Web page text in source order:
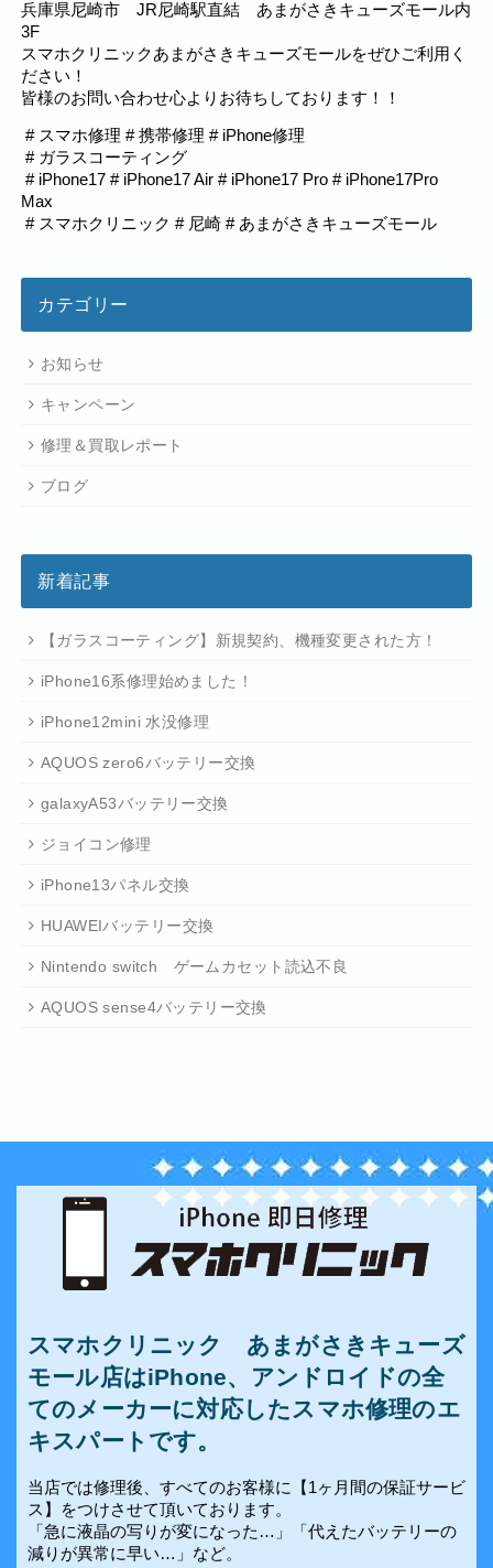
兵庫県尼崎市 JR尼崎駅直結 あまがさきキューズモール内
3F
スマホクリニックあまがさきキューズモールをぜひご利用く
ださい！
皆様のお問い合わせ心よりお待ちしております！！
# スマホ修理 # 携帯修理 # iPhone修理
# ガラスコーティング
# iPhone17 # iPhone17 Air # iPhone17 Pro # iPhone17Pro
Max
# スマホクリニック # 尼崎 # あまがさきキューズモール
カテゴリー
お知らせ
キャンペーン
修理＆買取レポート
ブログ
新着記事
【ガラスコーティング】新規契約、機種変更された方！
iPhone16系修理始めました！
iPhone12mini 水没修理
AQUOS zero6バッテリー交換
galaxyA53バッテリー交換
ジョイコン修理
iPhone13パネル交換
HUAWEIバッテリー交換
Nintendo switch ゲームカセット読込不良
AQUOS sense4バッテリー交換
スマホクリニック あまがさきキューズ
モール店はiPhone、アンドロイドの全
てのメーカーに対応したスマホ修理のエ
キスパートです。
当店では修理後、すべてのお客様に【1ヶ月間の保証サービ
ス】をつけさせて頂いております。
「急に液晶の写りが変になった…」「代えたバッテリーの
減りが異常に早い…」など。